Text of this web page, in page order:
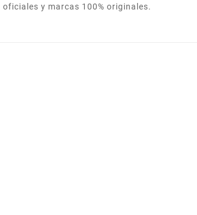
oficiales y marcas 100% originales.